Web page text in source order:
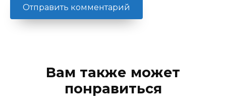
Вам также может
понравиться